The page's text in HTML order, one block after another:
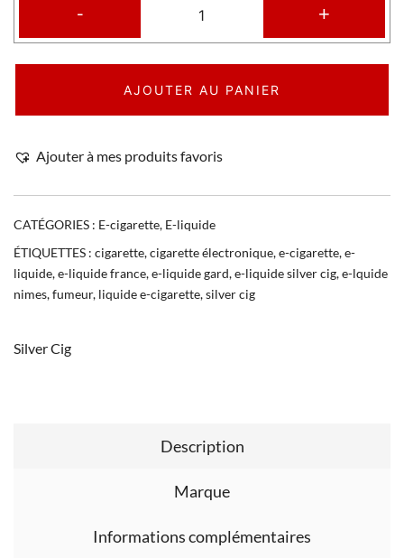
- +
AJOUTER AU PANIER
Ajouter à mes produits favoris
CATÉGORIES : E-cigarette, E-liquide
ÉTIQUETTES : cigarette,cigarette électronique,e-cigarette,e-
liquide,e-liquide france,e-liquide gard,e-liquide silver cig,e-lquide
nimes,fumeur, liquide e-cigarette,silver cig
Silver Cig
Description
Marque
Informations complémentaires